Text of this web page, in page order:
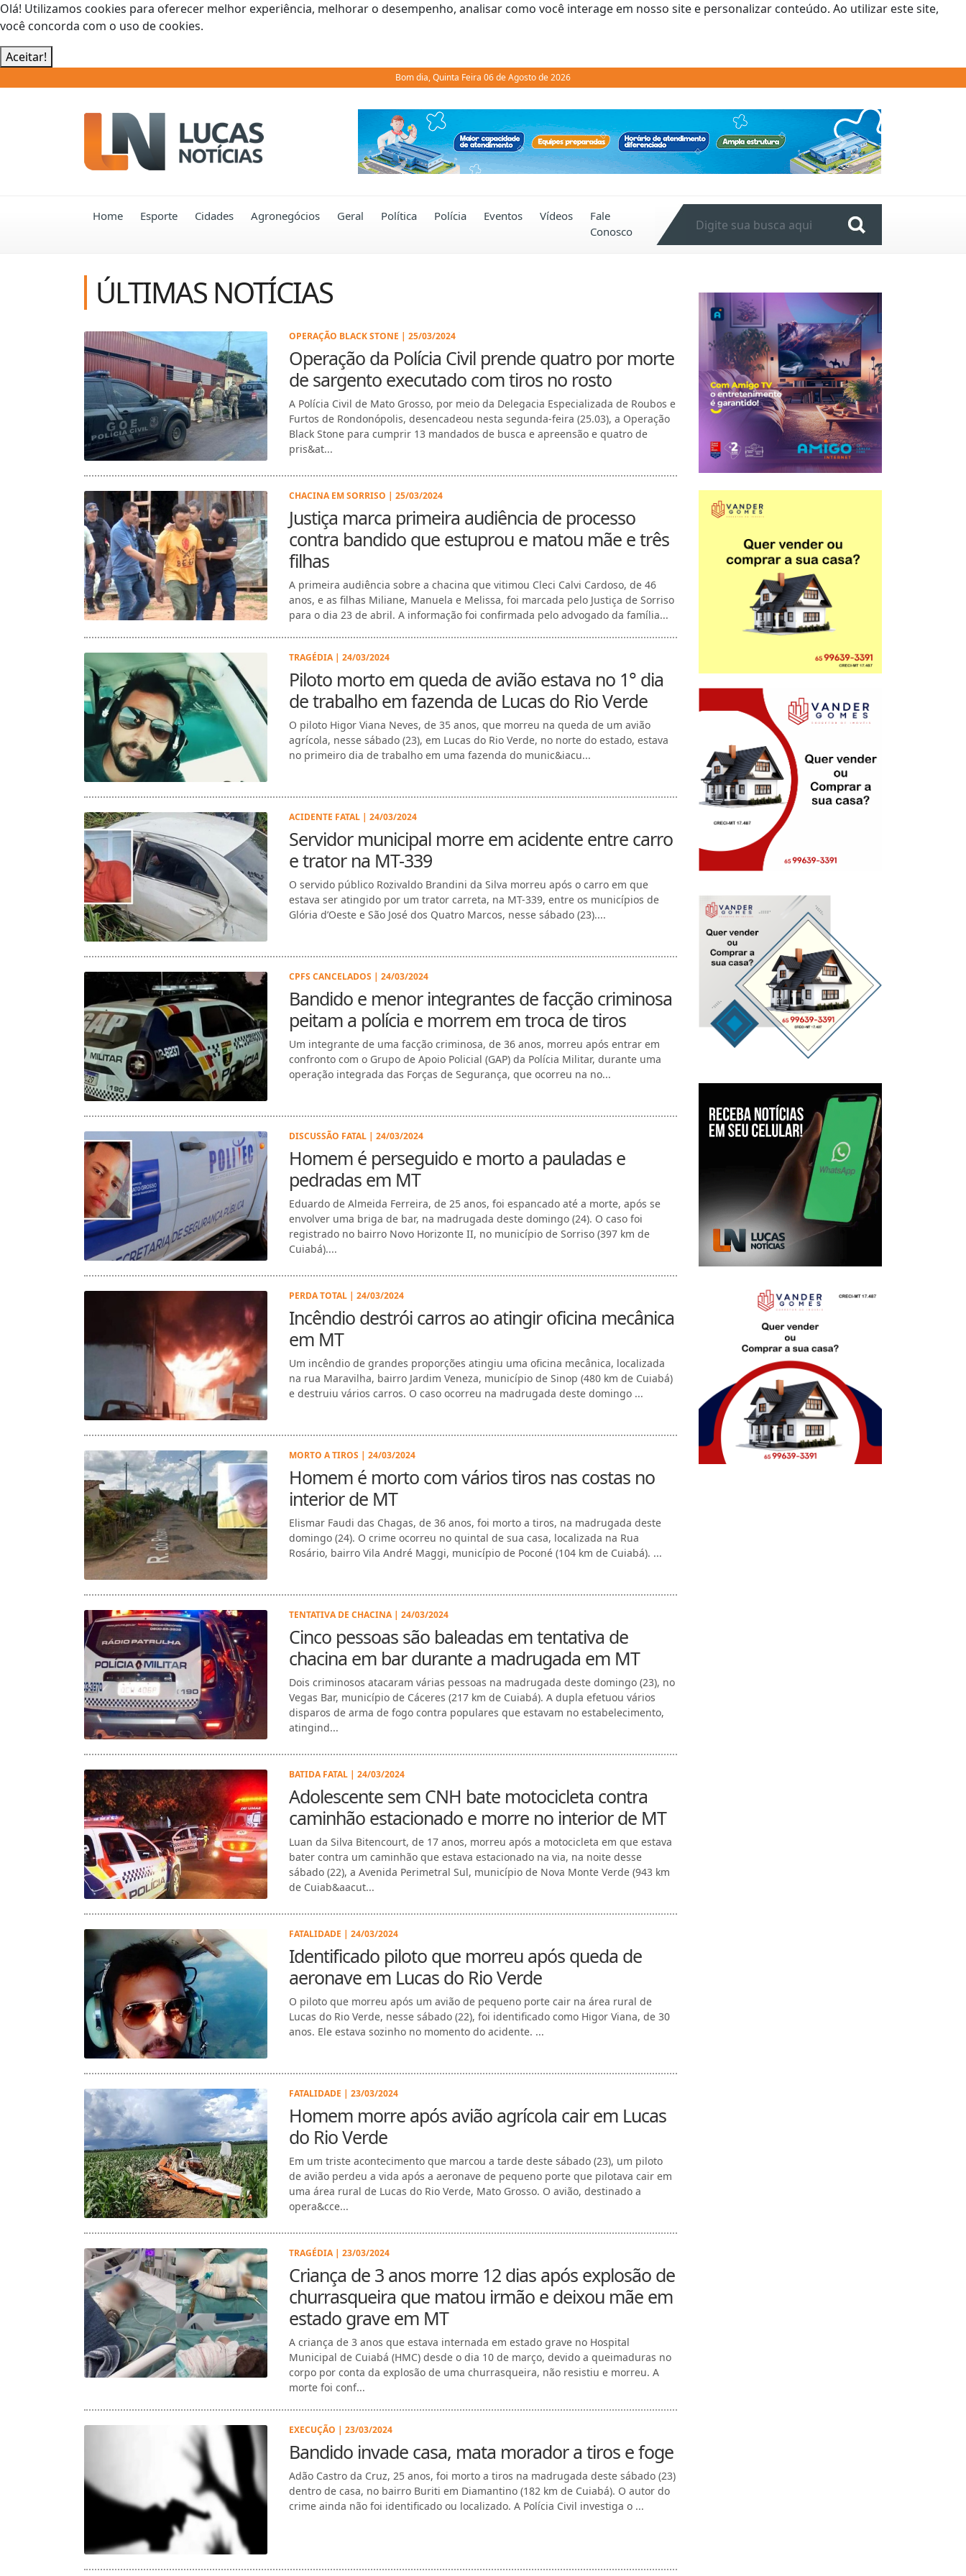
Olá! Utilizamos cookies para oferecer melhor experiência, melhorar o desempenho, analisar como você interage em nosso site e personalizar conteúdo. Ao utilizar este site,
você concorda com o uso de cookies.
Aceitar!
Bom dia, Quinta Feira 06 de Agosto de 2026
Previous Next
Home Esporte Cidades Agronegócios Geral Política Polícia Eventos Vídeos
Fale
Conosco
ÚLTIMAS NOTÍCIAS
OPERAÇÃO BLACK STONE | 25/03/2024
Operação da Polícia Civil prende quatro por morte
de sargento executado com tiros no rosto
A Polícia Civil de Mato Grosso, por meio da Delegacia Especializada de Roubos e
Furtos de Rondonópolis, desencadeou nesta segunda-feira (25.03), a Operação
Black Stone para cumprir 13 mandados de busca e apreensão e quatro de
pris&at...
CHACINA EM SORRISO | 25/03/2024
Justiça marca primeira audiência de processo
contra bandido que estuprou e matou mãe e três
filhas
A primeira audiência sobre a chacina que vitimou Cleci Calvi Cardoso, de 46
anos, e as filhas Miliane, Manuela e Melissa, foi marcada pelo Justiça de Sorriso
para o dia 23 de abril. A informação foi confirmada pelo advogado da família...
TRAGÉDIA | 24/03/2024
Piloto morto em queda de avião estava no 1° dia
de trabalho em fazenda de Lucas do Rio Verde
O piloto Higor Viana Neves, de 35 anos, que morreu na queda de um avião
agrícola, nesse sábado (23), em Lucas do Rio Verde, no norte do estado, estava
no primeiro dia de trabalho em uma fazenda do munic&iacu...
ACIDENTE FATAL | 24/03/2024
Servidor municipal morre em acidente entre carro
e trator na MT-339
O servido público Rozivaldo Brandini da Silva morreu após o carro em que
estava ser atingido por um trator carreta, na MT-339, entre os municípios de
Glória d’Oeste e São José dos Quatro Marcos, nesse sábado (23)....
CPFS CANCELADOS | 24/03/2024
Bandido e menor integrantes de facção criminosa
peitam a polícia e morrem em troca de tiros
Um integrante de uma facção criminosa, de 36 anos, morreu após entrar em
confronto com o Grupo de Apoio Policial (GAP) da Polícia Militar, durante uma
operação integrada das Forças de Segurança, que ocorreu na no...
DISCUSSÃO FATAL | 24/03/2024
Homem é perseguido e morto a pauladas e
pedradas em MT
Eduardo de Almeida Ferreira, de 25 anos, foi espancado até a morte, após se
envolver uma briga de bar, na madrugada deste domingo (24). O caso foi
registrado no bairro Novo Horizonte II, no município de Sorriso (397 km de
Cuiabá)....
PERDA TOTAL | 24/03/2024
Incêndio destrói carros ao atingir oficina mecânica
em MT
Um incêndio de grandes proporções atingiu uma oficina mecânica, localizada
na rua Maravilha, bairro Jardim Veneza, município de Sinop (480 km de Cuiabá)
e destruiu vários carros. O caso ocorreu na madrugada deste domingo ...
MORTO A TIROS | 24/03/2024
Homem é morto com vários tiros nas costas no
interior de MT
Elismar Faudi das Chagas, de 36 anos, foi morto a tiros, na madrugada deste
domingo (24). O crime ocorreu no quintal de sua casa, localizada na Rua
Rosário, bairro Vila André Maggi, município de Poconé (104 km de Cuiabá). ...
TENTATIVA DE CHACINA | 24/03/2024
Cinco pessoas são baleadas em tentativa de
chacina em bar durante a madrugada em MT
Dois criminosos atacaram várias pessoas na madrugada deste domingo (23), no
Vegas Bar, município de Cáceres (217 km de Cuiabá). A dupla efetuou vários
disparos de arma de fogo contra populares que estavam no estabelecimento,
atingind...
BATIDA FATAL | 24/03/2024
Adolescente sem CNH bate motocicleta contra
caminhão estacionado e morre no interior de MT
Luan da Silva Bitencourt, de 17 anos, morreu após a motocicleta em que estava
bater contra um caminhão que estava estacionado na via, na noite desse
sábado (22), a Avenida Perimetral Sul, município de Nova Monte Verde (943 km
de Cuiab&aacut...
FATALIDADE | 24/03/2024
Identificado piloto que morreu após queda de
aeronave em Lucas do Rio Verde
O piloto que morreu após um avião de pequeno porte cair na área rural de
Lucas do Rio Verde, nesse sábado (22), foi identificado como Higor Viana, de 30
anos. Ele estava sozinho no momento do acidente. ...
FATALIDADE | 23/03/2024
Homem morre após avião agrícola cair em Lucas
do Rio Verde
Em um triste acontecimento que marcou a tarde deste sábado (23), um piloto
de avião perdeu a vida após a aeronave de pequeno porte que pilotava cair em
uma área rural de Lucas do Rio Verde, Mato Grosso. O avião, destinado a
opera&cce...
TRAGÉDIA | 23/03/2024
Criança de 3 anos morre 12 dias após explosão de
churrasqueira que matou irmão e deixou mãe em
estado grave em MT
A criança de 3 anos que estava internada em estado grave no Hospital
Municipal de Cuiabá (HMC) desde o dia 10 de março, devido a queimaduras no
corpo por conta da explosão de uma churrasqueira, não resistiu e morreu. A
morte foi conf...
EXECUÇÃO | 23/03/2024
Bandido invade casa, mata morador a tiros e foge
Adão Castro da Cruz, 25 anos, foi morto a tiros na madrugada deste sábado (23)
dentro de casa, no bairro Buriti em Diamantino (182 km de Cuiabá). O autor do
crime ainda não foi identificado ou localizado. A Polícia Civil investiga o ...